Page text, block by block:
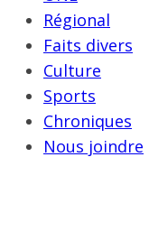
Régional
Faits divers
Culture
Sports
Chroniques
Nous joindre